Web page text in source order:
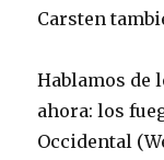
Carsten
Hablamos de
ahora: los
Occidental